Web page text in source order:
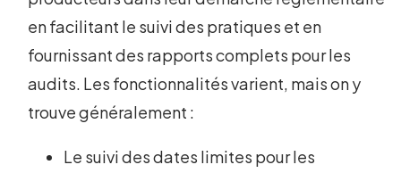
en facilitant le suivi des pratiques et en
fournissant des rapports complets pour les
audits. Les fonctionnalités varient, mais on y
trouve généralement :
Le suivi des dates limites pour les